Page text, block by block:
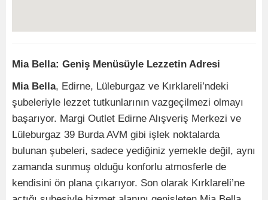
Mia Bella: Geniş Menüsüyle Lezzetin Adresi
Mia Bella, Edirne, Lüleburgaz ve Kırklareli’ndeki
şubeleriyle lezzet tutkunlarının vazgeçilmezi olmayı
başarıyor. Margi Outlet Edirne Alışveriş Merkezi ve
Lüleburgaz 39 Burda AVM gibi işlek noktalarda
bulunan şubeleri, sadece yediğiniz yemekle değil, aynı
zamanda sunmuş olduğu konforlu atmosferle de
kendisini ön plana çıkarıyor. Son olarak Kırklareli’ne